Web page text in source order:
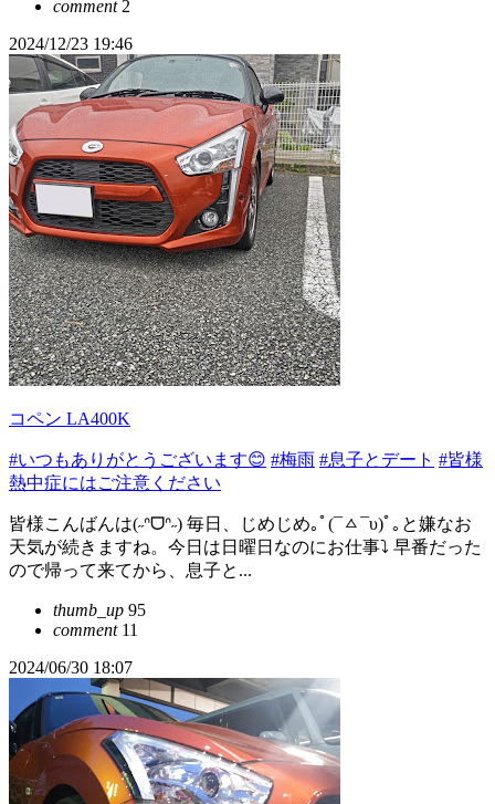
comment2
2024/12/23 19:46
コペン LA400K
#いつもありがとうございます😊 #梅雨 #息子とデート #皆様
熱中症にはご注意ください
皆様こんばんは(˶ᐢᗜᐢ˶) 毎日、じめじめ｡ﾟ(¯ㅿ¯υ)ﾟ｡と嫌なお
天気が続きますね。今日は日曜日なのにお仕事⤵ 早番だった
ので帰って来てから、息子と...
thumb_up 95
comment11
2024/06/30 18:07